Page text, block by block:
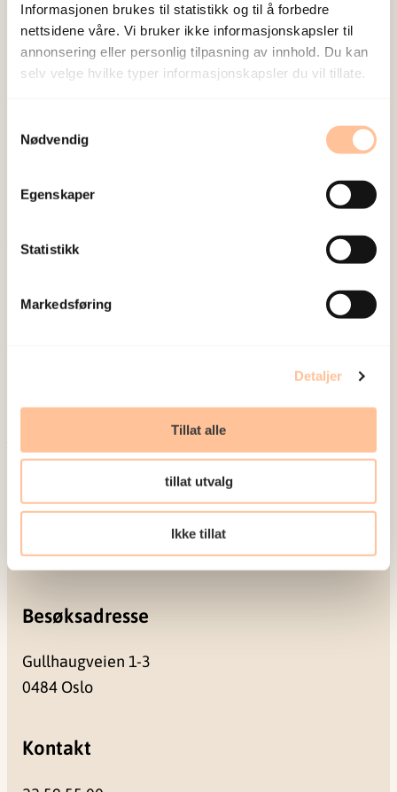
Informasjonen brukes til statistikk og til å forbedre
nettsidene våre. Vi bruker ikke informasjonskapsler til
annonsering eller personlig tilpasning av innhold. Du kan
selv velge hvilke typer informasjonskapsler du vil tillate.
Nødvendig
Egenskaper
Statistikk
Markedsføring
Detaljer
Tillat alle
tillat utvalg
Ikke tillat
om vold og traumatisk stress. Formålet er å bidra
til å forebygge og redusere de helsemessige og
sosiale konsekvensene som vold og traumatisk
stress kan medføre.
Meld deg på vårt nyhetsbrev
0409 Oslo
Besøksadresse
Gullhaugveien 1-3
0484 Oslo
Kontakt